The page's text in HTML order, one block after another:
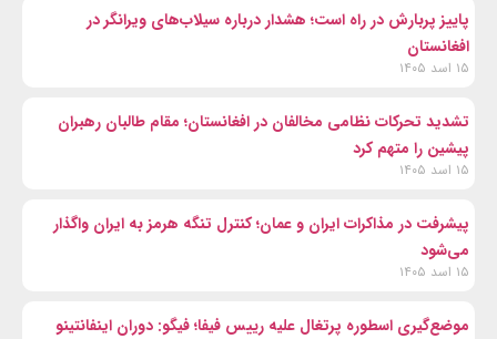
پاییز پربارش در راه است؛ هشدار درباره سیلاب‌های ویرانگر در
افغانستان
۱۵ اسد ۱۴۰۵
تشدید تحرکات نظامی مخالفان در افغانستان؛ مقام طالبان رهبران
پیشین را متهم کرد
۱۵ اسد ۱۴۰۵
پیشرفت در مذاکرات ایران و عمان؛ کنترل تنگه هرمز به ایران واگذار
می‌شود
۱۵ اسد ۱۴۰۵
موضع‌گیری اسطوره پرتغال علیه رییس فیفا؛ فیگو: دوران اینفانتینو